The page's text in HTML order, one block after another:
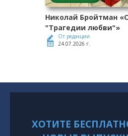
Николай Бройтман
"Трагедии любви"»
От редакции
24.07.2026 г.
ХОТИТЕ